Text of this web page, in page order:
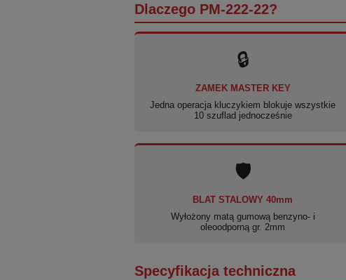
Dlaczego PM-222-22?
🔒
ZAMEK MASTER KEY
Jedna operacja kluczykiem blokuje wszystkie
10 szuflad jednocześnie
🛡️
BLAT STALOWY 40mm
Wyłożony matą gumową benzyno- i
oleoodporną gr. 2mm
Specyfikacja techniczna